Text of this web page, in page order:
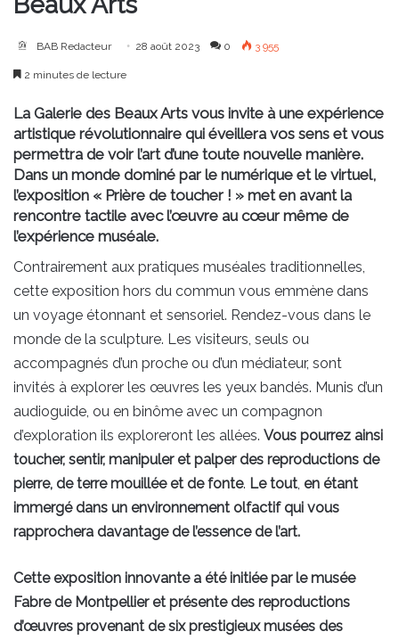
BAB Redacteur 28 août 2023 0 3 955
2 minutes de lecture
La Galerie des Beaux Arts vous invite à une expérience
artistique révolutionnaire qui éveillera vos sens et vous
permettra de voir l’art d’une toute nouvelle manière.
Dans un monde dominé par le numérique et le virtuel,
l’exposition « Prière de toucher ! » met en avant la
rencontre tactile avec l’œuvre au cœur même de
l’expérience muséale.
Contrairement aux pratiques muséales traditionnelles,
cette exposition hors du commun vous emmène dans
un voyage étonnant et sensoriel. Rendez-vous dans le
monde de la sculpture. Les visiteurs, seuls ou
accompagnés d’un proche ou d’un médiateur, sont
invités à explorer les œuvres les yeux bandés. Munis d’un
audioguide, ou en binôme avec un compagnon
d’exploration ils exploreront les allées. Vous pourrez ainsi
toucher, sentir, manipuler et palper des reproductions de
pierre, de terre mouillée et de fonte. Le tout, en étant
immergé dans un environnement olfactif qui vous
rapprochera davantage de l’essence de l’art.
Cette exposition innovante a été initiée par le musée
Fabre de Montpellier et présente des reproductions
d’œuvres provenant de six prestigieux musées des